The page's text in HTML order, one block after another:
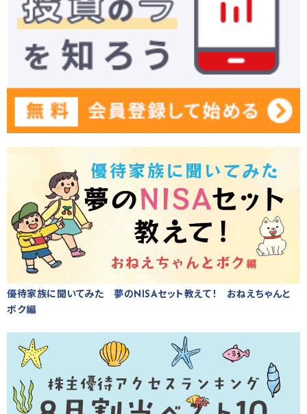
優待家族に聞いてみた 夢のNISAセット教えて！ おねえちゃんと
ボク編